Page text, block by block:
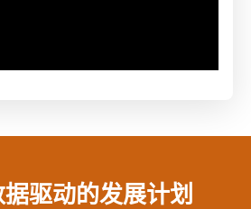
驱动的发展计划